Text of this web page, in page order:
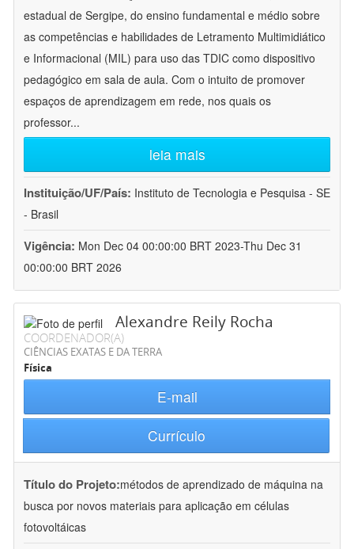
estadual de Sergipe, do ensino fundamental e médio sobre
as competências e habilidades de Letramento Multimidiático
e Informacional (MIL) para uso das TDIC como dispositivo
pedagógico em sala de aula. Com o intuito de promover
espaços de aprendizagem em rede, nos quais os
professor...
leia mais
Instituição/UF/País: Instituto de Tecnologia e Pesquisa - SE
- Brasil
Vigência: Mon Dec 04 00:00:00 BRT 2023-Thu Dec 31
00:00:00 BRT 2026
Alexandre Reily Rocha
COORDENADOR(A)
CIÊNCIAS EXATAS E DA TERRA
Física
E-mail
Currículo
Título do Projeto:métodos de aprendizado de máquina na
busca por novos materiais para aplicação em células
fotovoltáicas